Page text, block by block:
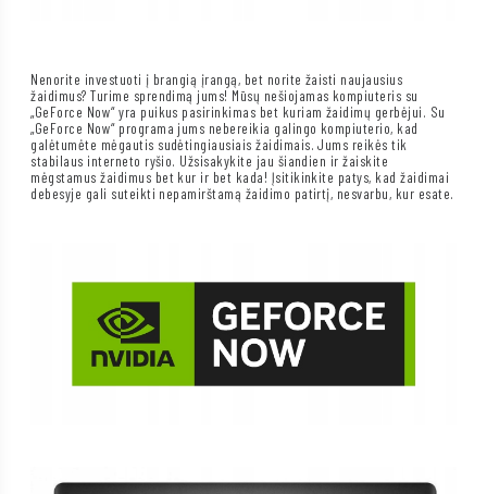
Nenorite investuoti į brangią įrangą, bet norite žaisti naujausius
žaidimus? Turime sprendimą jums! Mūsų nešiojamas kompiuteris su
„GeForce Now“ yra puikus pasirinkimas bet kuriam žaidimų gerbėjui. Su
„GeForce Now“ programa jums nebereikia galingo kompiuterio, kad
galėtumėte mėgautis sudėtingiausiais žaidimais. Jums reikės tik
stabilaus interneto ryšio. Užsisakykite jau šiandien ir žaiskite
mėgstamus žaidimus bet kur ir bet kada! Įsitikinkite patys, kad žaidimai
debesyje gali suteikti nepamirštamą žaidimo patirtį, nesvarbu, kur esate.